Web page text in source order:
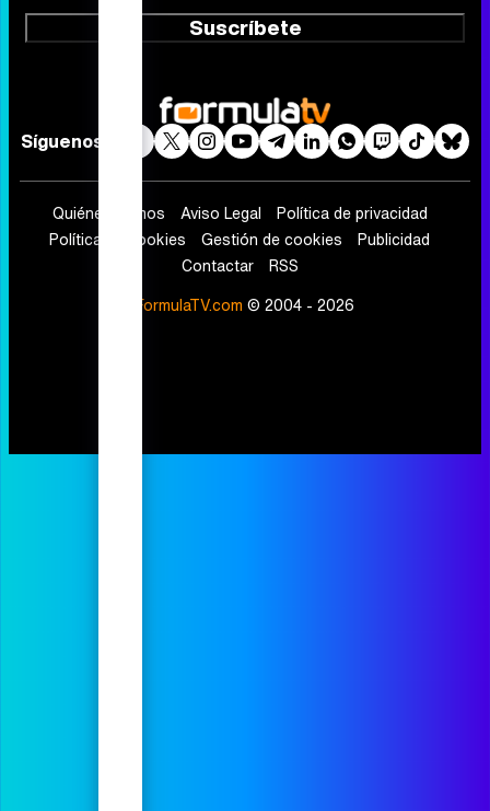
Suscríbete
Síguenos
Quiénes somos Aviso Legal
Política de privacidad
Política de cookies
Gestión de cookies
Publicidad
Contactar
RSS
FormulaTV.com © 2004 - 2026